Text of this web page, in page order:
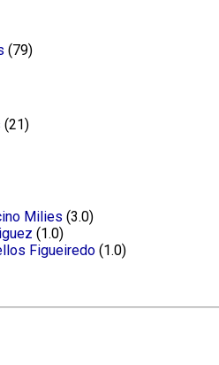
(79)
(21)
Milies (3.0)
(1.0)
Figueiredo(1.0)